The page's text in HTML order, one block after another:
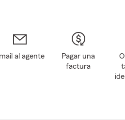
al agente
Pagar una
factura